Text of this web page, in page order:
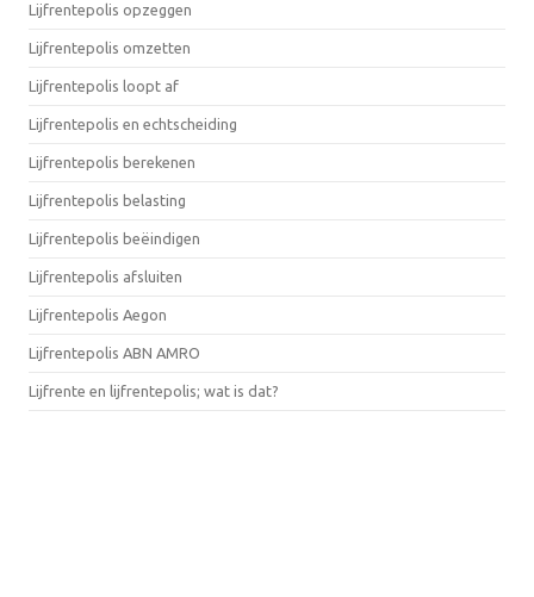
Lijfrentepolis opzeggen
Lijfrentepolis omzetten
Lijfrentepolis loopt af
Lijfrentepolis en echtscheiding
Lijfrentepolis berekenen
Lijfrentepolis belasting
Lijfrentepolis beëindigen
Lijfrentepolis afsluiten
Lijfrentepolis Aegon
Lijfrentepolis ABN AMRO
Lijfrente en lijfrentepolis; wat is dat?